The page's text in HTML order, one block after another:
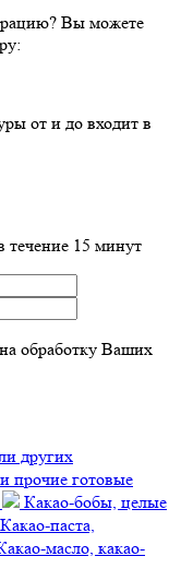
Вы можете
от и до входит в
течение 15 минут
на обработку Ваших
других
прочие готовые
Какао-бобы, целые
Какао-паста,
масло, какао-